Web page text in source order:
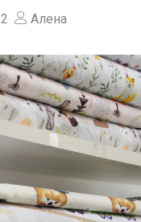
Алена